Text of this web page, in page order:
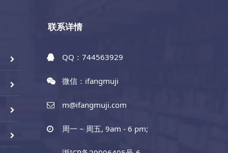
联系详情
QQ：744563929
微信：ifangmuji
m@ifangmuji.com
周一 ~ 周五, 9am - 6 pm;